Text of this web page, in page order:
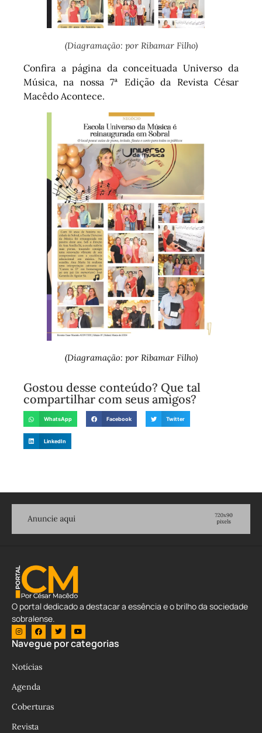
(Diagramação: por Ribamar Filho)
Confira a página da conceituada Universo da
Música, na nossa 7ª Edição da Revista César
Macêdo Acontece.
(Diagramação: por Ribamar Filho)
Gostou desse conteúdo? Que tal
compartilhar com seus amigos?
WhatsApp Facebook Twitter
LinkedIn
O portal dedicado a destacar a essência e o brilho da sociedade
sobralense.
Navegue por categorias
Notícias
Agenda
Coberturas
Revista